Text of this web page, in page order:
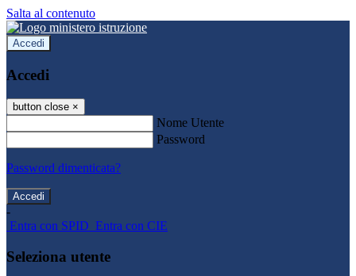
Salta al contenuto
Accedi
Accedi
button close ×
Nome Utente
Password
Password dimenticata?
-
Entra con SPID Entra con CIE
Seleziona utente